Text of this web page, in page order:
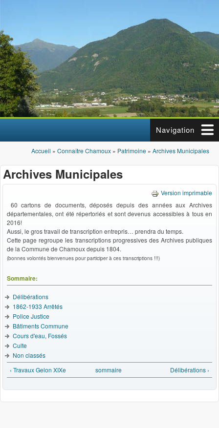
Navigation
Vous êtes ici
Accueil » Connaître Chamoux » Patrimoine » Archives Municipales
Archives Municipales
Version imprimable
60 cartons de documents, déposés depuis des années aux Archives
départementales, ont été répertoriés et sont devenus accessibles à tous en
2016!
Aussi, le gros travail de transcription entrepris… prendra du temps.
Cette page regroupe les transcriptions progressives des Archives publiques
de la Commune de Chamoux depuis 1804.
(bonnes volontés bienvenues pour participer à ces transcriptions !!!)
Sommaire:
Délibérations
1862-1933 Arrêtés
Police Justice
Bâtiments Commune
Cours d'eau, Fossés
Culte
Non classés
‹ Travaux Gelon XIXe
sommaire Délibérations ›